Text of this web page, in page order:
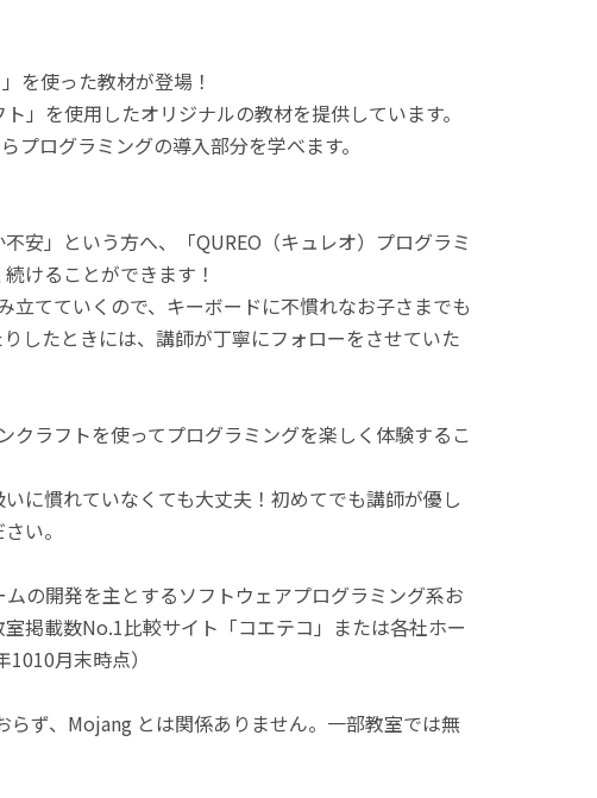
を使った教材が登場！
」を使用したオリジナルの教材を提供しています。
ログラミングの導入部分を学べます。
安」という方へ、「QUREO（キュレオ）プログラミ
けることができます！
てていくので、キーボードに不慣れなお子さまでも
したときには、講師が丁寧にフォローをさせていた
クラフトを使ってプログラミングを楽しく体験するこ
に慣れていなくても大丈夫！初めてでも講師が優し
い。
の開発を主とするソフトウェアプログラミング系お
掲載数No.1比較サイト「コエテコ」または各社ホー
月末時点）
ず、Mojang とは関係ありません。一部教室では無